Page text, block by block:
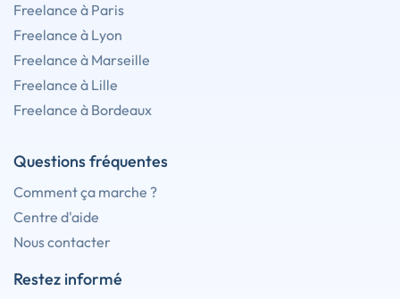
Freelance à Paris
Freelance à Lyon
Freelance à Marseille
Freelance à Lille
Freelance à Bordeaux
Questions fréquentes
Comment ça marche ?
Centre d'aide
Nous contacter
Restez informé